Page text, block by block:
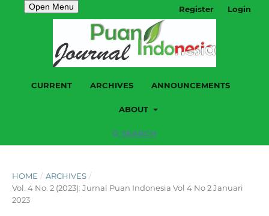
Open Menu
CURRENT ARCHIVES ANNOUNCEMENTS
ABOUT
SEARCH
Register Login
HOME / ARCHIVES /
Vol. 4 No. 2 (2023): Jurnal Puan Indonesia Vol 4 No 2 Januari
2023